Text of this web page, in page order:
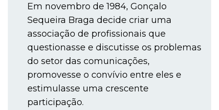
Em novembro de 1984, Gonçalo
Sequeira Braga decide criar uma
associação de profissionais que
questionasse e discutisse os problemas
do setor das comunicações,
promovesse o convívio entre eles e
estimulasse uma crescente
participação.